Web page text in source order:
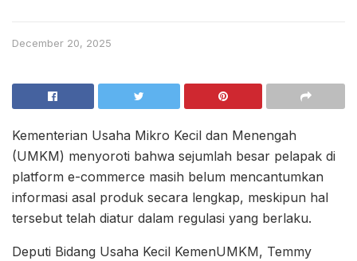
December 20, 2025
Kementerian Usaha Mikro Kecil dan Menengah
(UMKM) menyoroti bahwa sejumlah besar pelapak di
platform e-commerce masih belum mencantumkan
informasi asal produk secara lengkap, meskipun hal
tersebut telah diatur dalam regulasi yang berlaku.
Deputi Bidang Usaha Kecil KemenUMKM, Temmy